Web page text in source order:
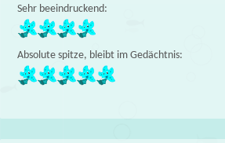
Sehr beeindruckend:
Absolute spitze, bleibt im Gedächtnis: